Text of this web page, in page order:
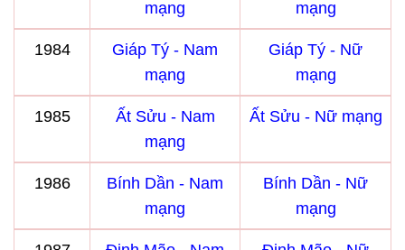
mạng mạng
1984
Giáp Tý - Nam
mạng
Giáp Tý - Nữ
mạng
1985
Ất Sửu - Nam
mạng
Ất Sửu - Nữ mạng
1986
Bính Dần - Nam
mạng
Bính Dần - Nữ
mạng